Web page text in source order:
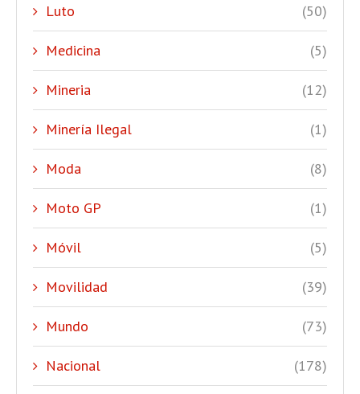
Luto (50)
Medicina (5)
Mineria (12)
Minería Ilegal (1)
Moda (8)
Moto GP (1)
Móvil (5)
Movilidad (39)
Mundo (73)
Nacional (178)